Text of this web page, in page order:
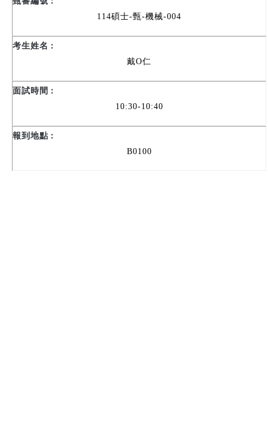
114碩士-甄-機械-004
戴O仁
10:30-10:40
B0100